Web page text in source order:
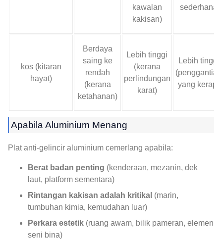
kawalan
kakisan)
sederhana
kos (kitaran
hayat)
Berdaya
saing ke
rendah
(kerana
ketahanan)
Lebih tinggi
(kerana
perlindungan
karat)
Lebih tinggi
(penggantian
yang kerap)
Apabila Aluminium Menang
Plat anti-gelincir aluminium cemerlang apabila:
Berat badan penting (kenderaan, mezanin, dek
laut, platform sementara)
Rintangan kakisan adalah kritikal (marin,
tumbuhan kimia, kemudahan luar)
Perkara estetik (ruang awam, bilik pameran, elemen
seni bina)